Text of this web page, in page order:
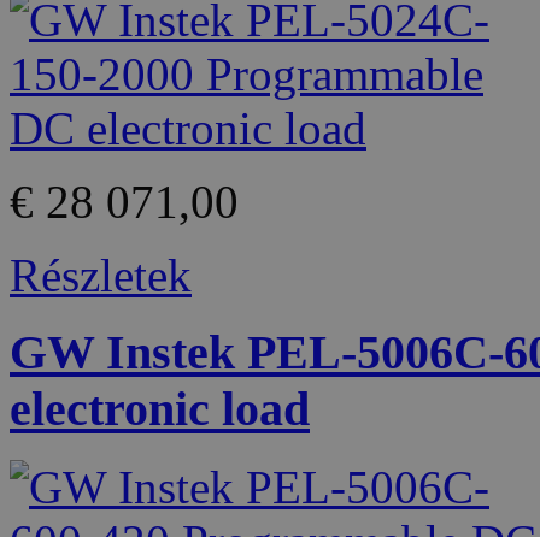
€ 28 071,00
Részletek
GW Instek PEL-5006C-
electronic load